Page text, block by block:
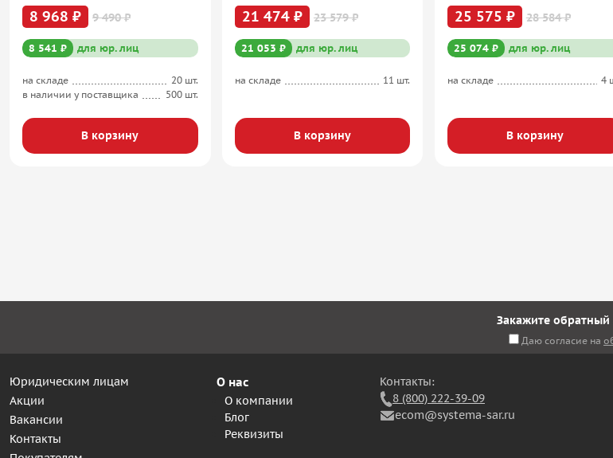
8 968 ₽ 9 490 ₽
8 541 ₽ для юр. лиц
на складе
20 шт.
в наличии у поставщика
500 шт.
В корзину
21 474 ₽ 23 579 ₽
21 053 ₽ для юр. лиц
на складе 11 шт.
В корзину
25 575 ₽ 28 584 ₽
25 074 ₽ для юр. лиц
на складе 4
В корзину
Закажите
Даю согласие на
Юридическим лицам
Акции
Вакансии
Контакты
О нас
О компании
Блог
Реквизиты
Контакты:
8 (800) 222-39-09
ecom@systema-sar.ru